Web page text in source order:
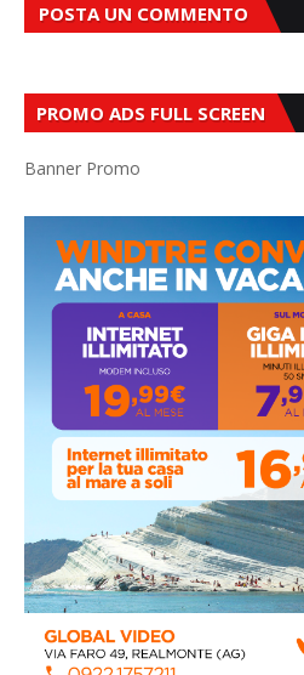
POSTA UN COMMENTO
PROMO ADS FULL SCREEN
Banner Promo